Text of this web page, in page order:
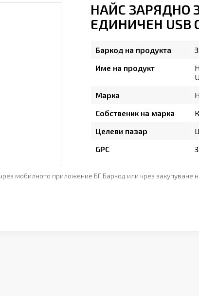
НАЙС ЗАРЯДНО
ЕДИНИЧЕН USB
Баркод на продукта
Име на продукт
Марка
Собственик на марка
Целеви пазар
GPC
мобилното приложение БГ Баркод или чрез закупуване